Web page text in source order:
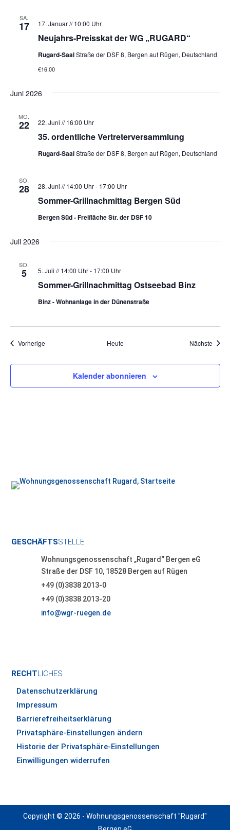
SA.
17
Neujahrs-Preisskat der WG „RUGARD“
17. Januar // 10:00 Uhr
Rugard-SaalStraße der DSF 8, Bergen auf Rügen, Deutschland
€16,00
Juni 2026
MO.
22
35. ordentliche Vertreterversammlung
22. Juni // 16:00 Uhr
Rugard-SaalStraße der DSF 8, Bergen auf Rügen, Deutschland
SO.
28
Sommer-Grillnachmittag Bergen Süd
28. Juni // 14:00 Uhr- 17:00 Uhr
Bergen Süd - Freifläche Str. der DSF 10
Juli 2026
SO.
5
Sommer-Grillnachmittag Ostseebad Binz
5. Juli // 14:00 Uhr- 17:00 Uhr
Binz - Wohnanlage in der Dünenstraße
VorherigeVeranstaltungen Heute Nächste
Kalender abonnieren
GESCHÄFTSSTELLE
Wohnungsgenossenschaft „Rugard“ Bergen eG
Straße der DSF 10, 18528 Bergen auf Rügen
+49 (0)3838 2013-0
+49 (0)3838 2013-20
info@wgr-ruegen.de
RECHTLICHES
Datenschutzerklärung
Impressum
Barrierefreiheitserklärung
Privatsphäre-Einstellungen ändern
Historie der Privatsphäre-Einstellungen
Einwilligungen widerrufen
Copyright © 2026 - Wohnungsgenossenschaft "Rugard"